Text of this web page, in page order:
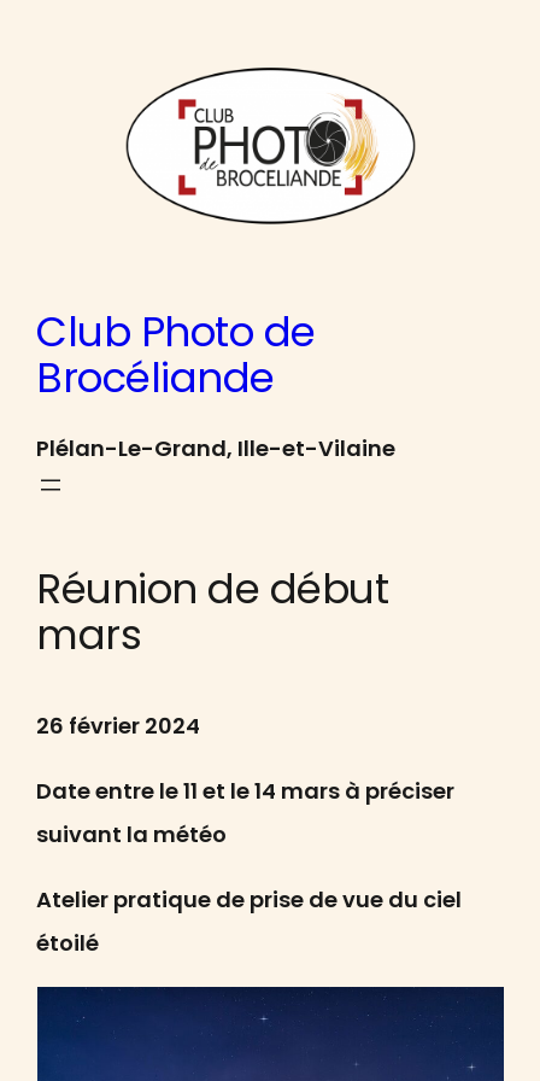
Club Photo de
Brocéliande
Plélan-Le-Grand, Ille-et-Vilaine
Réunion de début
mars
26 février 2024
Date entre le 11 et le 14 mars à préciser
suivant la météo
Atelier pratique de prise de vue du ciel
étoilé